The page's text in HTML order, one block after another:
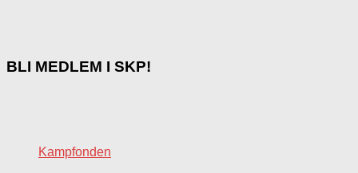
BLI MEDLEM I SKP!
Kampfonden